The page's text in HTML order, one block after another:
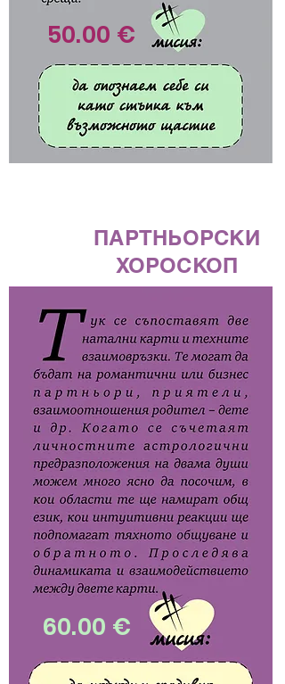
50.00 €
ПАРТНЬОРСКИ
ХОРОСКОП
60.00 €